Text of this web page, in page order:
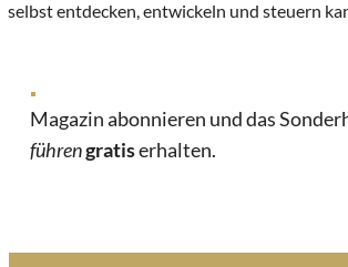
selbst entdecken, entwickeln und steuern
Magazin abonnieren und das
führengratiserhalten.